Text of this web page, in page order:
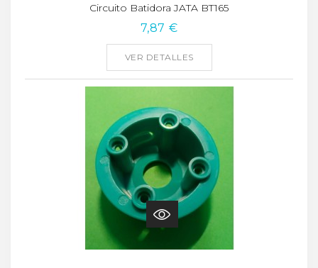
Circuito Batidora JATA BT165
7,87 €
VER DETALLES